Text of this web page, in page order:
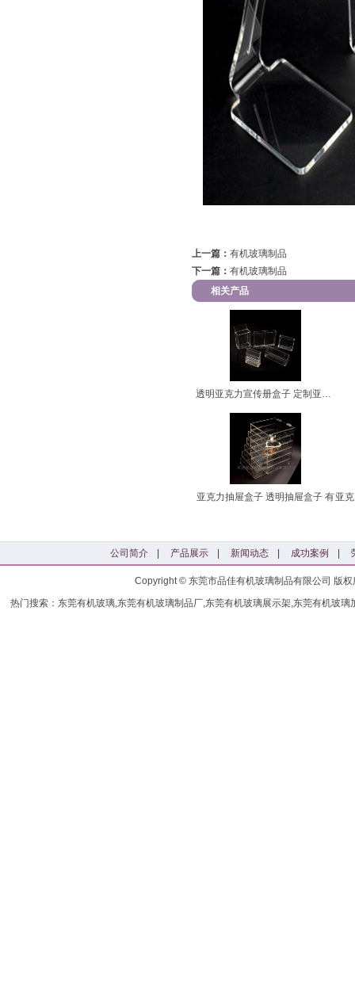
上一篇： 有机玻璃制品
下一篇： 有机玻璃制品
相关产品
透明亚克力宣传册盒子 定制亚克力
亚克力抽屉盒子 透明抽屉盒子 有亚
公司简介 产品展示 新闻动态 成功案例
Copyright © 东莞市品佳有机玻璃制品有限公司 版
热门搜索：东莞有机玻璃,东莞有机玻璃制品厂,东莞有机玻璃展示架,东莞有机玻